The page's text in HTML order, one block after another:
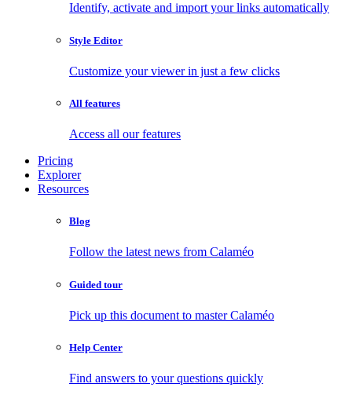
Identify, activate and import your links automatically
Style Editor
Customize your viewer in just a few clicks
All features
Access all our features
Pricing
Explorer
Resources
Blog
Follow the latest news from Calaméo
Guided tour
Pick up this document to master Calaméo
Help Center
Find answers to your questions quickly